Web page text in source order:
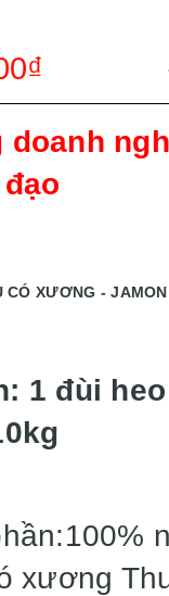
doanh
CÓ XƯƠNG -
1 đùi
xương